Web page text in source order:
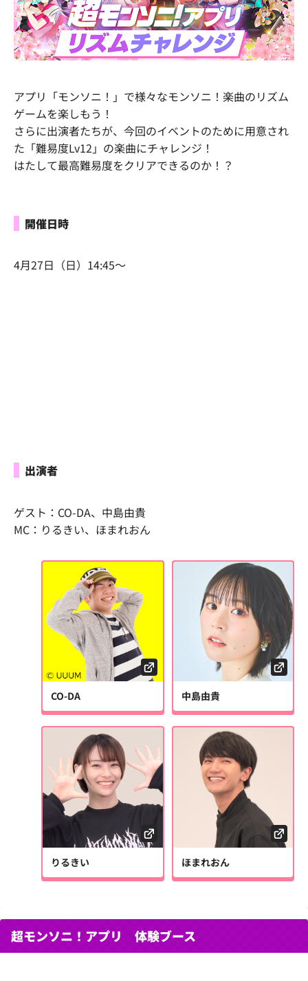
アプリ「モンソニ！」で様々なモンソニ！楽曲のリズム
ゲームを楽しもう！
さらに出演者たちが、今回のイベントのために用意され
た「難易度Lv12」の楽曲にチャレンジ！
はたして最高難易度をクリアできるのか！？
開催日時
4月27日（日）14:45～
出演者
ゲスト：CO-DA、中島由貴
MC：りるきい、ほまれおん
CO-DA 中島由貴
りるきい ほまれおん
超モンソニ！アプリ 体験ブース